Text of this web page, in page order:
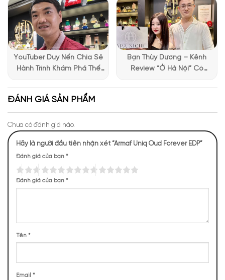
NHỮNG NOTE HƯƠNG THEO CẢM NHẬN
nước hoa đầy thú vị
YouTuber Duy Nến Chia Sẻ
Hành Trình Khám Phá Thế
Bạn Thùy Dương – Kênh
Review “Ở Hà Nội” Có
ĐÁNH GIÁ SẢN PHẨM
Chưa có đánh giá nào.
Hãy là người đầu tiên nhận xét “Armaf Uniq Oud Forever EDP”
Đánh giá của bạn *
Đánh giá của bạn *
Tên *
Email *